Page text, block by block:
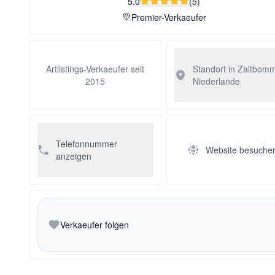
Premier-Verkaeufer
Artlistings-Verkaeufer seit
2015
Standort in
Niederlande
Telefonnummer
anzeigen
Website
Verkaeufer folgen